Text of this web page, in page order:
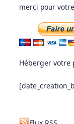
merci pour
Héberger votre